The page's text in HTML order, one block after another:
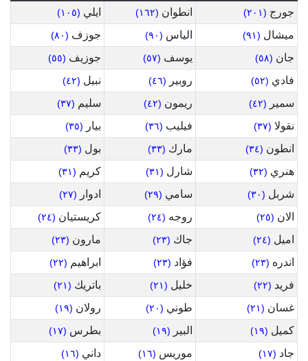
جورج (٢٠١) انطوان (١٦٢) ايلي (١٠٥)
ميشال (٩١) الياس (٩٠) جوزف (٨٠)
جان (٥٨) يوسف (٥٧) جوزيف (٥٥)
فادي (٥٢) روبير (٤٦) نبيل (٤٢)
سمير (٤٢) ريمون (٤٢) سليم (٣٧)
نقولا (٣٧) فيليب (٣٦) بيار (٣٥)
انطون (٣٤) مارك (٣٣) بول (٣٣)
هنري (٣٢) شارل (٣١) كريم (٣١)
شربل (٣٠) سامي (٢٩) ادوار (٢٧)
الان (٢٥) روجه (٢٤) كريستيان (٢٤)
اميل (٢٤) جاك (٢٣) مارون (٢٣)
اندره (٢٣) فؤاد (٢٣) ابراهيم (٢٢)
فريد (٢٢) خليل (٢١) باتريك (٢١)
غسان (٢١) طوني (٢٠) رولان (١٩)
كميل (١٩) البير (١٩) بطرس (١٧)
جاد (١٧) موريس (١٦) داني (١٦)